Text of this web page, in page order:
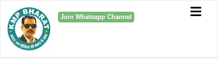
Join Whatsapp Channel